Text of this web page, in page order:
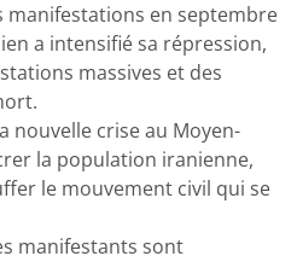
manifestations en septembre
a intensifié sa répression,
massives et des
nouvelle crise au Moyen-
la population iranienne,
le mouvement civil qui se
manifestants sont